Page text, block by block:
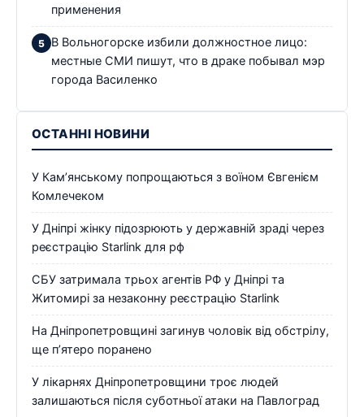
применения
В Вольногорске избили должностное лицо:
местные СМИ пишут, что в драке побывал мэр
города Василенко
ОСТАННІ НОВИНИ
У Кам’янському попрощаються з воїном Євгенієм
Комлечеком
У Дніпрі жінку підозрюють у державній зраді через
реєстрацію Starlink для рф
СБУ затримала трьох агентів РФ у Дніпрі та
Житомирі за незаконну реєстрацію Starlink
На Дніпропетровщині загинув чоловік від обстрілу,
ще п’ятеро поранено
У лікарнях Дніпропетровщини троє людей
залишаються після суботньої атаки на Павлоград